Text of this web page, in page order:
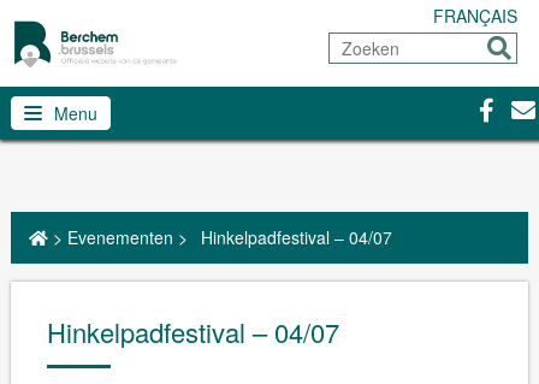
FRANÇAIS
Zoeken
Sturen
Menu
> Evenementen > Hinkelpadfestival – 04/07
Hinkelpadfestival – 04/07